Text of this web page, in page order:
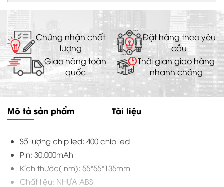
Chứng nhận chất
lượng
Đặt hàng theo yêu
cầu
Giao hàng toàn
quốc
Thời gian giao hàng
nhanh chóng
Mô tả sản phẩm Tài liệu
Số lượng chip led: 400 chip led
Pin: 30.000mAh
Kích thước( nm): 55*55*135mm
Chất liệu: NHỰA ABS